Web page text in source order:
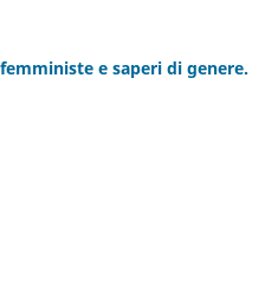
e saperi di genere.